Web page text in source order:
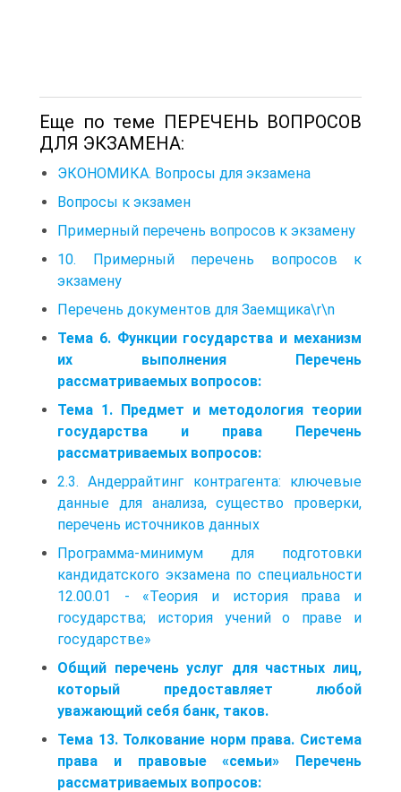
Еще по теме ПЕРЕЧЕНЬ ВОПРОСОВ
ДЛЯ ЭКЗАМЕНА:
ЭКОНОМИКА. Вопросы для экзамена
Вопросы к экзамен
Примерный перечень вопросов к экзамену
10. Примерный перечень вопросов к
экзамену
Перечень документов для Заемщика\r\n
Тема 6. Функции государства и механизм
их выполнения Перечень
рассматриваемых вопросов:
Тема 1. Предмет и методология теории
государства и права Перечень
рассматриваемых вопросов:
2.3. Андеррайтинг контрагента: ключевые
данные для анализа, существо проверки,
перечень источников данных
Программа-минимум для подготовки
кандидатского экзамена по специальности
12.00.01 - «Теория и история права и
государства; история учений о праве и
государстве»
Общий перечень услуг для частных лиц,
который предоставляет любой
уважающий себя банк, таков.
Тема 13. Толкование норм права. Система
права и правовые «семьи» Перечень
рассматриваемых вопросов: